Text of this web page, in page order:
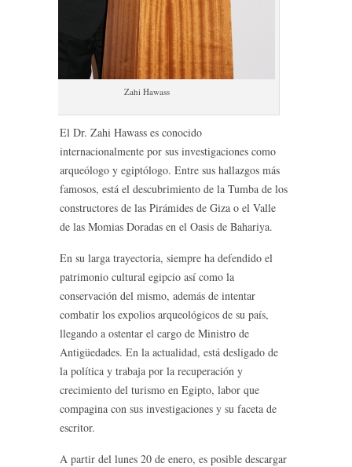
Zahi Hawass
El Dr. Zahi Hawass es conocido
internacionalmente por sus investigaciones como
arqueólogo y egiptólogo. Entre sus hallazgos más
famosos, está el descubrimiento de la Tumba de los
constructores de las Pirámides de Giza o el Valle
de las Momias Doradas en el Oasis de Bahariya.
En su larga trayectoria, siempre ha defendido el
patrimonio cultural egipcio así como la
conservación del mismo, además de intentar
combatir los expolios arqueológicos de su país,
llegando a ostentar el cargo de Ministro de
Antigüedades. En la actualidad, está desligado de
la política y trabaja por la recuperación y
crecimiento del turismo en Egipto, labor que
compagina con sus investigaciones y su faceta de
escritor.
A partir del lunes 20 de enero, es posible descargar